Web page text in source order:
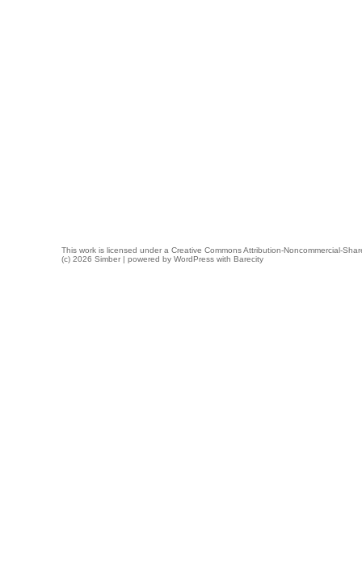
This work is licensed under a Creative Commons Attribution-Noncommercial-
(c) 2026 Simber | powered by WordPress with Barecity